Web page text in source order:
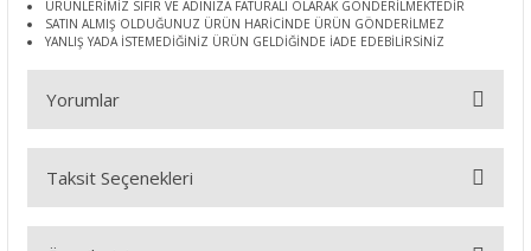
ÜRÜNLERİMİZ SIFIR VE ADINIZA FATURALI OLARAK GÖNDERİLMEKTEDİR
SATIN ALMIŞ OLDUĞUNUZ ÜRÜN HARİCİNDE ÜRÜN GÖNDERİLMEZ
YANLIŞ YADA İSTEMEDİĞİNİZ ÜRÜN GELDİĞİNDE İADE EDEBİLİRSİNİZ
Yorumlar
Bu ürüne ilk yorumu siz yapın!
Taksit Seçenekleri